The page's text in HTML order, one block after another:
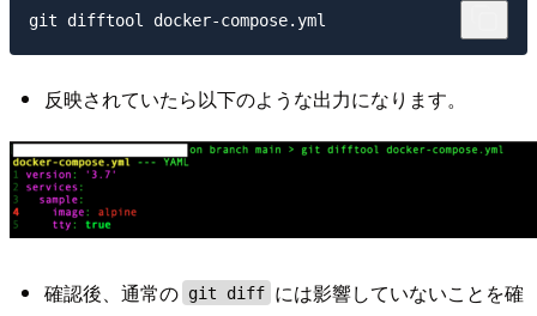
反映されていたら以下のような出力になります。
確認後、通常の git diff には影響していないことを確